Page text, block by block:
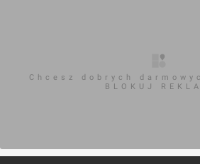
Chcesz dobrych
BLOKUJ